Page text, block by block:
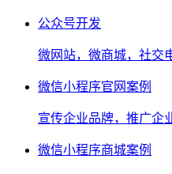
公众号开发
微网站，微商城，社交
微信小程序官网案例
宣传企业品牌，推广企
微信小程序商城案例